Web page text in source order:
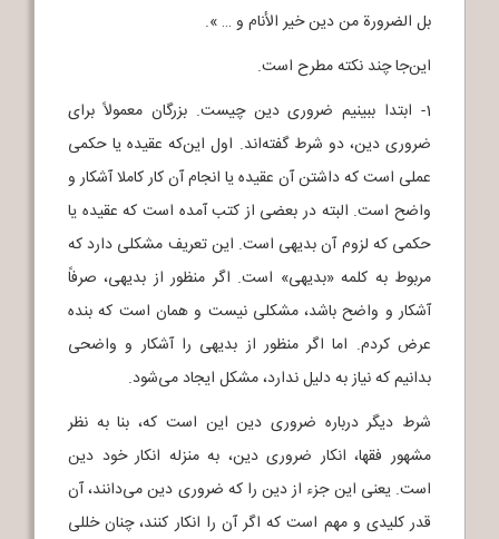
بل الضرورة من دین خیر الأنام و … ».
این‌جا چند نکته مطرح است.
1- ابتدا ببینیم ضروری دین چیست. بزرگان معمولاً برای
ضروری دین، دو شرط گفته‌اند. اول این‌که عقیده یا حکمی
عملی است که داشتن آن عقیده یا انجام آن کار کاملا آشکار و
واضح است. البته در بعضی از کتب آمده است که عقیده یا
حکمی که لزوم آن بدیهی است. این تعریف مشکلی دارد که
مربوط به کلمه «بدیهی» است. اگر منظور از بدیهی، صرفاً
آشکار و واضح باشد، مشکلی نیست و همان است که بنده
عرض کردم. اما اگر منظور از بدیهی را آشکار و واضحی
بدانیم که نیاز به دلیل ندارد، مشکل ایجاد می‌شود.
شرط دیگر درباره ضروری دین این است که، بنا به نظر
مشهور فقها، انکار ضروری دین، به منزله انکار خود دین
است. یعنی این جزء از دین را که ضروری دین می‌دانند، آن
قدر کلیدی و مهم است که اگر آن را انکار کنند، چنان خللی